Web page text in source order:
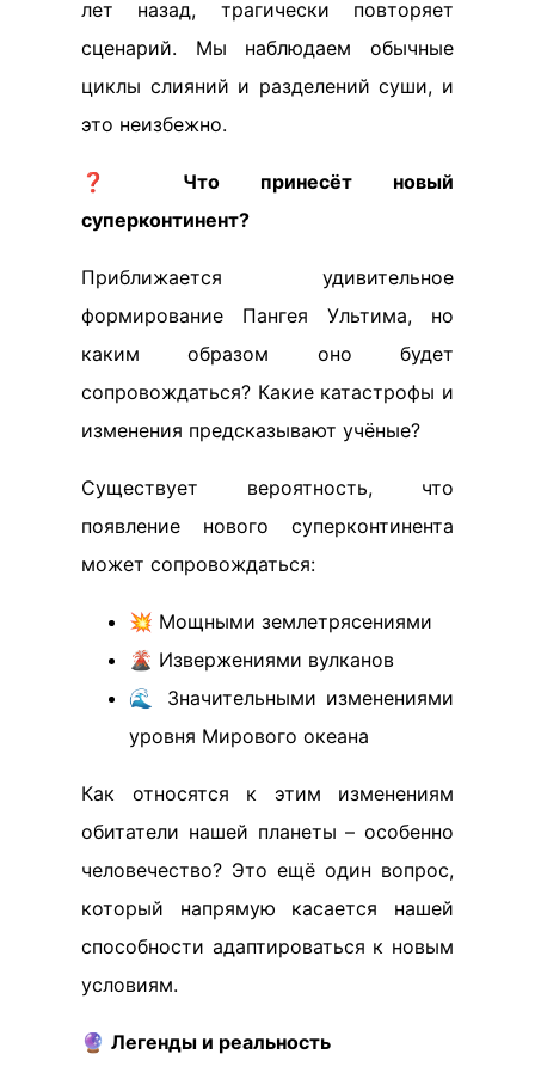
лет назад, трагически повторяет
сценарий. Мы наблюдаем обычные
циклы слияний и разделений суши, и
это неизбежно.
❓ Что принесёт новый
суперконтинент?
Приближается удивительное
формирование Пангея Ультима, но
каким образом оно будет
сопровождаться? Какие катастрофы и
изменения предсказывают учёные?
Существует вероятность, что
появление нового суперконтинента
может сопровождаться:
💥 Мощными землетрясениями
🌋 Извержениями вулканов
🌊 Значительными изменениями
уровня Мирового океана
Как относятся к этим изменениям
обитатели нашей планеты – особенно
человечество? Это ещё один вопрос,
который напрямую касается нашей
способности адаптироваться к новым
условиям.
🔮 Легенды и реальность